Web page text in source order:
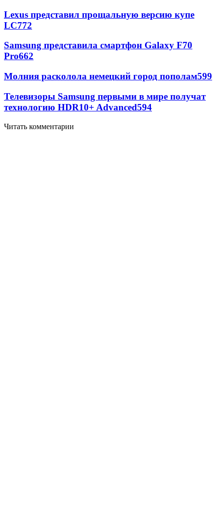
Lexus представил прощальную версию купе
LC772
Samsung представила смартфон Galaxy F70
Pro662
Молния расколола немецкий город пополам599
Телевизоры Samsung первыми в мире получат
технологию HDR10+ Advanced594
Читать комментарии